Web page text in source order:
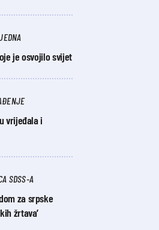
je osvojilo svijet
vrijeđala i
SDSS-A
za srpske
žrtava’